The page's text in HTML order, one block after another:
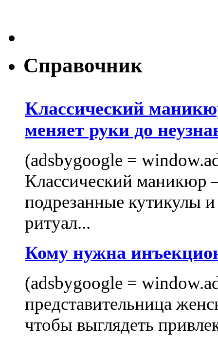
Справочник
Классический
меняет руки до
(adsbygoogle =
Классический маникюр
подрезанные кутикулы
ритуал...
Кому нужна
(adsbygoogle =
представительница
чтобы выглядеть